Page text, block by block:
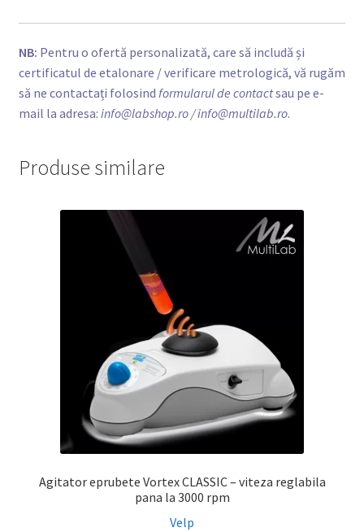
NB: Pentru o ofertă personalizată, care să includă și
certificatul de etalonare / verificare metrologică, vă rugăm
să ne contactați folosind formularul de contactsau pe e-
mail la adresa: info@labshop.ro/ info@multilab.ro.
Produse similare
Agitator eprubete Vortex CLASSIC – viteza reglabila
pana la 3000 rpm
Velp